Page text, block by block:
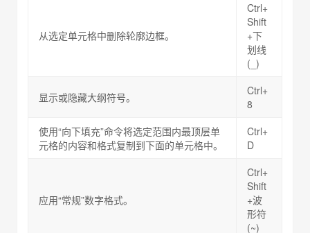
从选定单元格中删除轮廓边框。
Ctrl+
Shift
+下
划线
(_)
显示或隐藏大纲符号。
Ctrl+
8
使用“向下填充”命令将选定范围内最顶层单
元格的内容和格式复制到下面的单元格中。
Ctrl+
D
应用“常规”数字格式。
Ctrl+
Shift
+波
形符
(~)